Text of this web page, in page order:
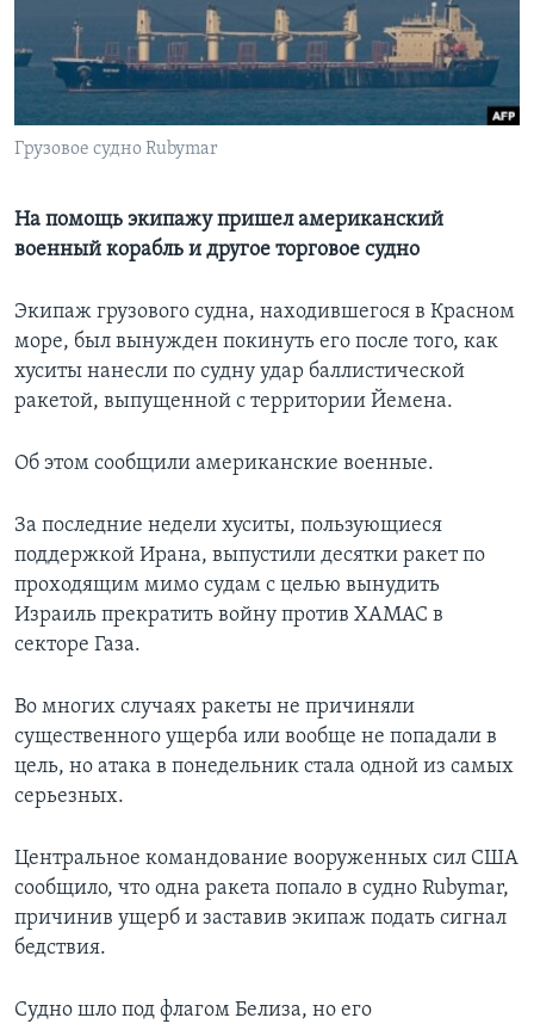
Learning English
СОЦИАЛЬНЫЕ СЕТИ
Языки
Грузовое судно Rubymar
На помощь экипажу пришел американский
военный корабль и другое торговое судно
Экипаж грузового судна, находившегося в Красном
море, был вынужден покинуть его после того, как
хуситы нанесли по судну удар баллистической
ракетой, выпущенной с территории Йемена.
Об этом сообщили американские военные.
За последние недели хуситы, пользующиеся
поддержкой Ирана, выпустили десятки ракет по
проходящим мимо судам с целью вынудить
Израиль прекратить войну против ХАМАС в
секторе Газа.
Во многих случаях ракеты не причиняли
существенного ущерба или вообще не попадали в
цель, но атака в понедельник стала одной из самых
серьезных.
Центральное командование вооруженных сил США
сообщило, что одна ракета попало в судно Rubymar,
причинив ущерб и заставив экипаж подать сигнал
бедствия.
Судно шло под флагом Белиза, но его